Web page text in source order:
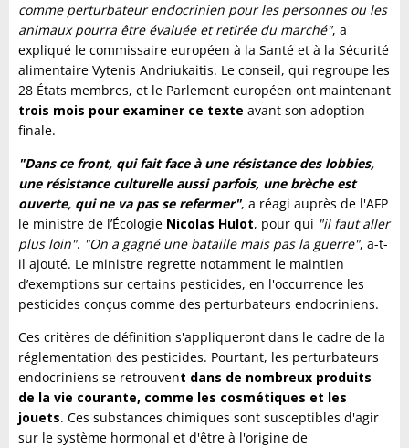
comme perturbateur endocrinien pour les personnes ou les
animaux pourra être évaluée et retirée du marché", a
expliqué le commissaire européen à la Santé et à la Sécurité
alimentaire Vytenis Andriukaitis. Le conseil, qui regroupe les
28 États membres, et le Parlement européen ont maintenant
trois mois pour examiner ce texte avant son adoption
finale.
"Dans ce front, qui fait face à une résistance des lobbies,
une résistance culturelle aussi parfois, une brèche est
ouverte, qui ne va pas se refermer", a réagi auprès de l'AFP
le ministre de l’Écologie Nicolas Hulot, pour qui "il faut aller
plus loin". "On a gagné une bataille mais pas la guerre", a-t-
il ajouté. Le ministre regrette notamment le maintien
d’exemptions sur certains pesticides, en l'occurrence les
pesticides conçus comme des perturbateurs endocriniens.
Ces critères de définition s'appliqueront dans le cadre de la
réglementation des pesticides. Pourtant, les perturbateurs
endocriniens se retrouvent dans de nombreux produits
de la vie courante, comme les cosmétiques et les
jouets. Ces substances chimiques sont susceptibles d'agir
sur le système hormonal et d'être à l'origine de